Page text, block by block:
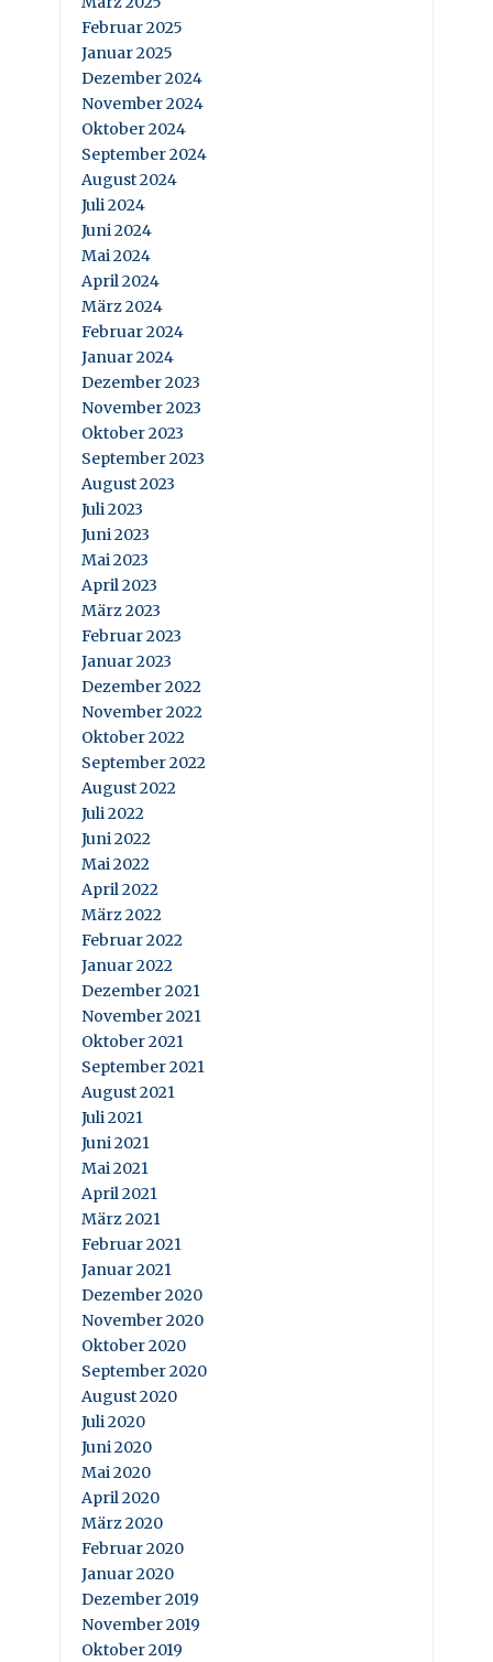
Februar 2025
Januar 2025
Dezember 2024
November 2024
Oktober 2024
September 2024
August 2024
Juli 2024
Juni 2024
Mai 2024
April 2024
März 2024
Februar 2024
Januar 2024
Dezember 2023
November 2023
Oktober 2023
September 2023
August 2023
Juli 2023
Juni 2023
Mai 2023
April 2023
März 2023
Februar 2023
Januar 2023
Dezember 2022
November 2022
Oktober 2022
September 2022
August 2022
Juli 2022
Juni 2022
Mai 2022
April 2022
März 2022
Februar 2022
Januar 2022
Dezember 2021
November 2021
Oktober 2021
September 2021
August 2021
Juli 2021
Juni 2021
Mai 2021
April 2021
März 2021
Februar 2021
Januar 2021
Dezember 2020
November 2020
Oktober 2020
September 2020
August 2020
Juli 2020
Juni 2020
Mai 2020
April 2020
März 2020
Februar 2020
Januar 2020
Dezember 2019
November 2019
Oktober 2019